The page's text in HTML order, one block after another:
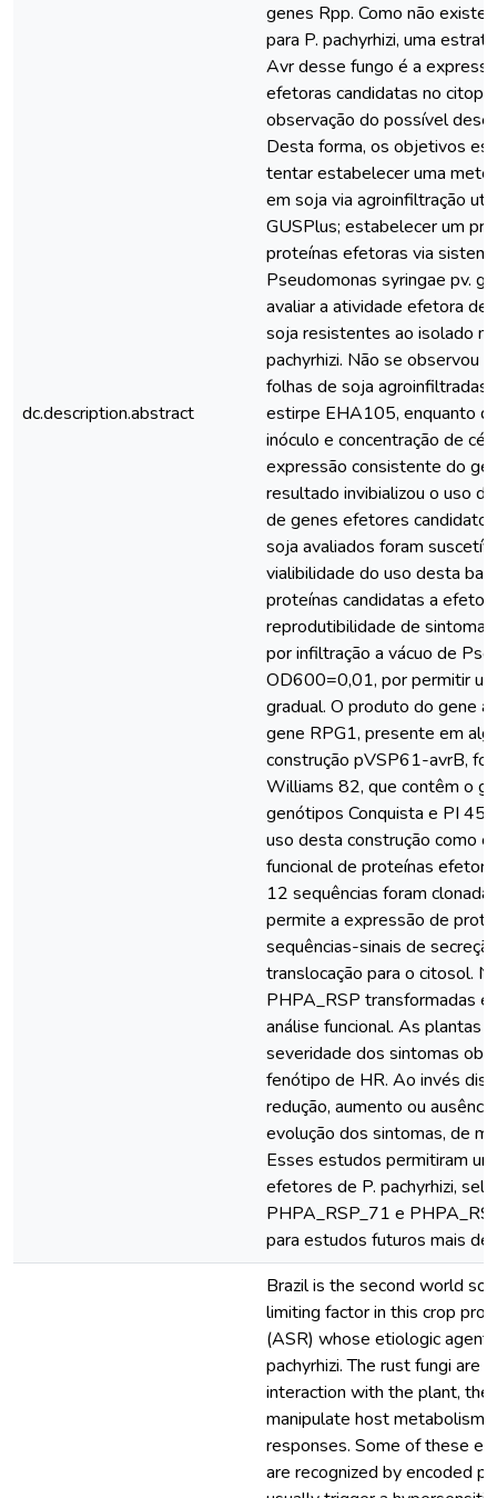
dc.description.abstract
genes Rpp. Como não existe
para P. pachyrhizi, uma
Avr desse fungo é a
efetoras candidatas no
observação do possível
Desta forma, os objetivos
tentar estabelecer uma
em soja via agroinfiltração
GUSPlus; estabelecer um
proteínas efetoras via
Pseudomonas syringae pv.
avaliar a atividade efetora
soja resistentes ao isolado
pachyrhizi. Não se observou
folhas de soja agroinfiltradas
estirpe EHA105, enquanto
inóculo e concentração de
expressão consistente do
resultado invibializou o uso
de genes efetores
soja avaliados foram
vialibilidade do uso desta
proteínas candidatas a
reprodutibilidade de
por infiltração a vácuo de
OD600=0,01, por permitir
gradual. O produto do gene
gene RPG1, presente em
construção pVSP61-avrB, foi
Williams 82, que contêm o
genótipos Conquista e PI
uso desta construção como
funcional de proteínas
12 sequências foram
permite a expressão de
sequências-sinais de
translocação para o citosol.
PHPA_RSP transformadas
análise funcional. As plantas
severidade dos sintomas
fenótipo de HR. Ao invés
redução, aumento ou
evolução dos sintomas, de
Esses estudos permitiram
efetores de P. pachyrhizi,
PHPA_RSP_71 e
para estudos futuros mais
Brazil is the second world
limiting factor in this crop
(ASR) whose etiologic agent
pachyrhizi. The rust fungi are
interaction with the plant,
manipulate host metabolism
responses. Some of these
are recognized by encoded